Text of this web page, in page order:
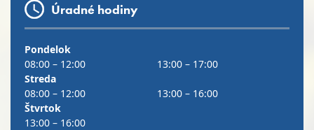
Úradné hodiny
Pondelok
08:00 – 12:00
13:00 – 17:00
Streda
08:00 – 12:00
13:00 – 16:00
Štvrtok
13:00 – 16:00